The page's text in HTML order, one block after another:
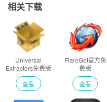
相关下载
Universal
Extractors免费版
查看
FlareGet官方免
费版
查看